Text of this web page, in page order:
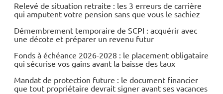
Relevé de situation retraite : les 3 erreurs de carrière
qui amputent votre pension sans que vous le sachiez
Démembrement temporaire de SCPI : acquérir avec
une décote et préparer un revenu futur
Fonds à échéance 2026-2028 : le placement obligataire
qui sécurise vos gains avant la baisse des taux
Mandat de protection future : le document financier
que tout propriétaire devrait signer avant ses vacances